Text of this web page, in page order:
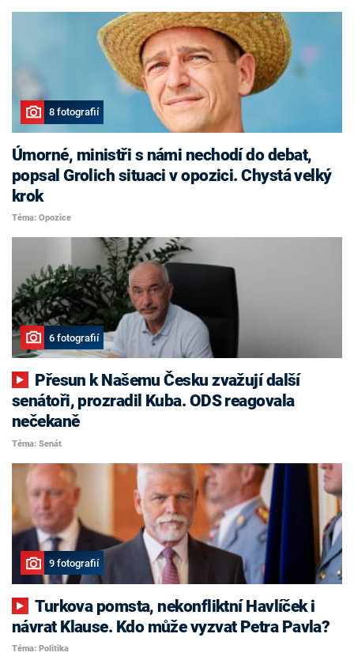
8 fotografií
Úmorné, ministři s námi nechodí do debat,
popsal Grolich situaci v opozici. Chystá velký
krok
Téma: Opozice
6 fotografií
senátoři, prozradil Kuba. ODS reagovala
nečekaně
Téma: Senát
9 fotografií
Turkova pomsta, nekonfliktní Havlíček i
návrat Klause. Kdo může vyzvat Petra Pavla?
Téma: Politika